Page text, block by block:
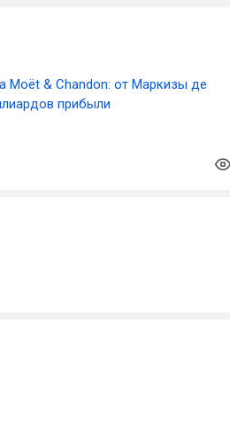
Moёt & Chandon: от Маркизы де
прибыли